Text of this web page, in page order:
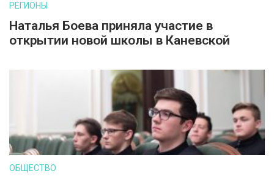
РЕГИОНЫ
Наталья Боева приняла участие в
открытии новой школы в Каневской
ОБЩЕСТВО